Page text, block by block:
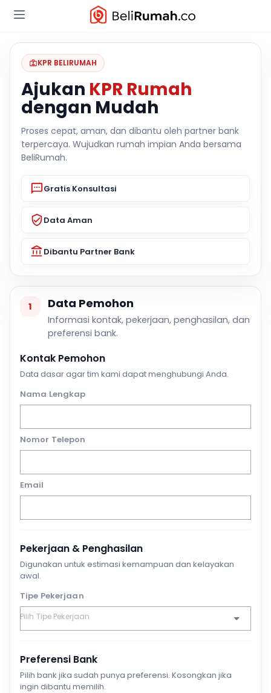
KPR BELIRUMAH
Ajukan KPR Rumah
dengan Mudah
Proses cepat, aman, dan dibantu oleh partner bank
terpercaya. Wujudkan rumah impian Anda bersama
BeliRumah.
Gratis Konsultasi
Data Aman
Dibantu Partner Bank
1 Data Pemohon
Informasi kontak, pekerjaan, penghasilan, dan
preferensi bank.
Kontak Pemohon
Data dasar agar tim kami dapat menghubungi Anda.
Nama Lengkap
Nomor Telepon
Email
Pekerjaan & Penghasilan
Digunakan untuk estimasi kemampuan dan kelayakan
awal.
Tipe Pekerjaan
Preferensi Bank
Pilih bank jika sudah punya preferensi. Kosongkan jika
ingin dibantu memilih.